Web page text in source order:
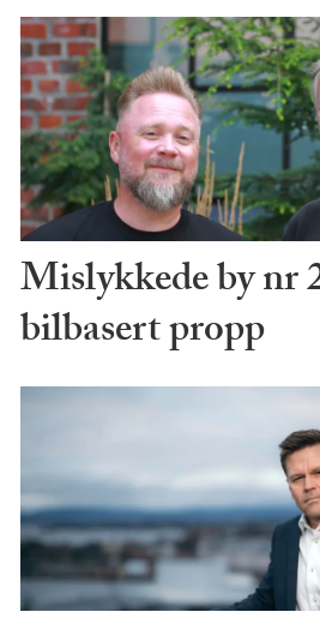
Mislykkede by nr
bilbasert propp